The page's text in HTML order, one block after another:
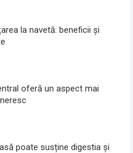
la navetă: beneficii și
oferă un aspect mai
poate susține digestia și